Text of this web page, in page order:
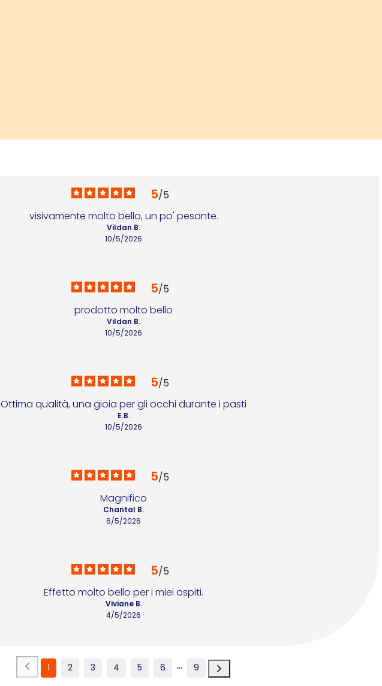
5/5
visivamente molto bello, un po' pesante.
10/5/2026
Vildan B.
5/5
prodotto molto bello
10/5/2026
Vildan B.
5/5
Ottima qualità, una gioia per gli occhi durante i pasti
10/5/2026
E.B.
5/5
Magnifico
6/5/2026
Chantal B.
5/5
Effetto molto bello per i miei ospiti.
4/5/2026
Viviane B.
1 2 3 4 5 6 9